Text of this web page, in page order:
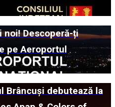
noi! Descoperă-ți
pe Aeroportul
Brâncuși debutează la